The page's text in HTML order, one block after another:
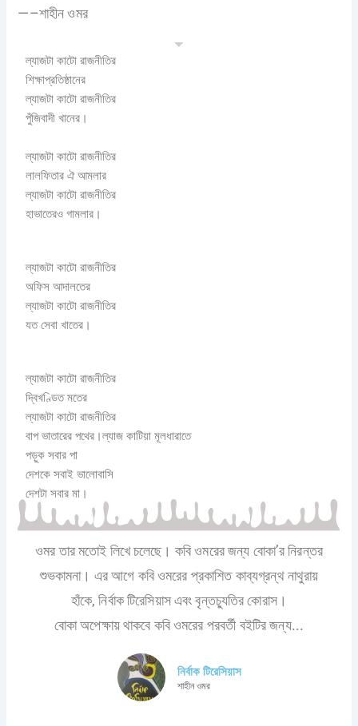
—–শাহীন ওমর
ল্যাজটা কাটো রাজনীতির
শিক্ষাপ্রতিষ্ঠানের
ল্যাজটা কাটো রাজনীতির
পুঁজিবাদী খানের।
ল্যাজটা কাটো রাজনীতির
লালফিতার ঐ আমলার
ল্যাজটা কাটো রাজনীতির
হাভাতেরও গামলার।
ল্যাজটা কাটো রাজনীতির
অফিস আদালতের
ল্যাজটা কাটো রাজনীতির
যত সেবা খাতের।
ল্যাজটা কাটো রাজনীতির
দ্বিখণ্ডিত মতের
ল্যাজটা কাটো রাজনীতির
বাপ ভাতারের পথের।ল্যাজ কাটিয়া মূলধারাতে
পড়ুক সবার পা
দেশকে সবাই ভালোবাসি
দেশটা সবার মা।
ওমর তার মতোই লিখে চলেছে। কবি ওমরের জন্য বোকা’র নিরন্তর
শুভকামনা। এর আগে কবি ওমরের প্রকাশিত কাব্যগ্রন্থ নাথুরায়
হাঁকে, নির্বাক টিরেসিয়াস এবং বৃন্তচ্যুতির কোরাস।
বোকা অপেক্ষায় থাকবে কবি ওমরের পরবর্তী বইটির জন্য...
নির্বাক টিরেসিয়াস
শাহীন ওমর